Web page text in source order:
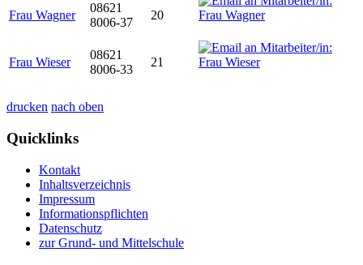
Frau Wagner
08621
8006-37
20
Frau Wieser
08621
8006-33
21
drucken nach oben
Quicklinks
Kontakt
Inhaltsverzeichnis
Impressum
Informationspflichten
Datenschutz
zur Grund- und Mittelschule